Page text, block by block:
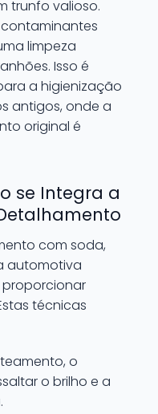
trunfo valioso.
contaminantes
limpeza
Isso é
a higienização
antigos, onde a
original é
se Integra a
com soda,
automotiva
técnicas
o
o brilho e a